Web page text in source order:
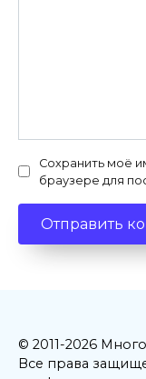
Сохранить моё
браузере для
© 2011-2026
Все права